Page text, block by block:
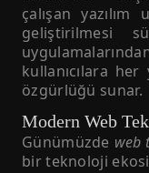
çalışan yazılım
geliştirilmesi
kullanıcılara
özgürlüğü sunar.
Modern Web
Günümüzde web
bir teknoloji